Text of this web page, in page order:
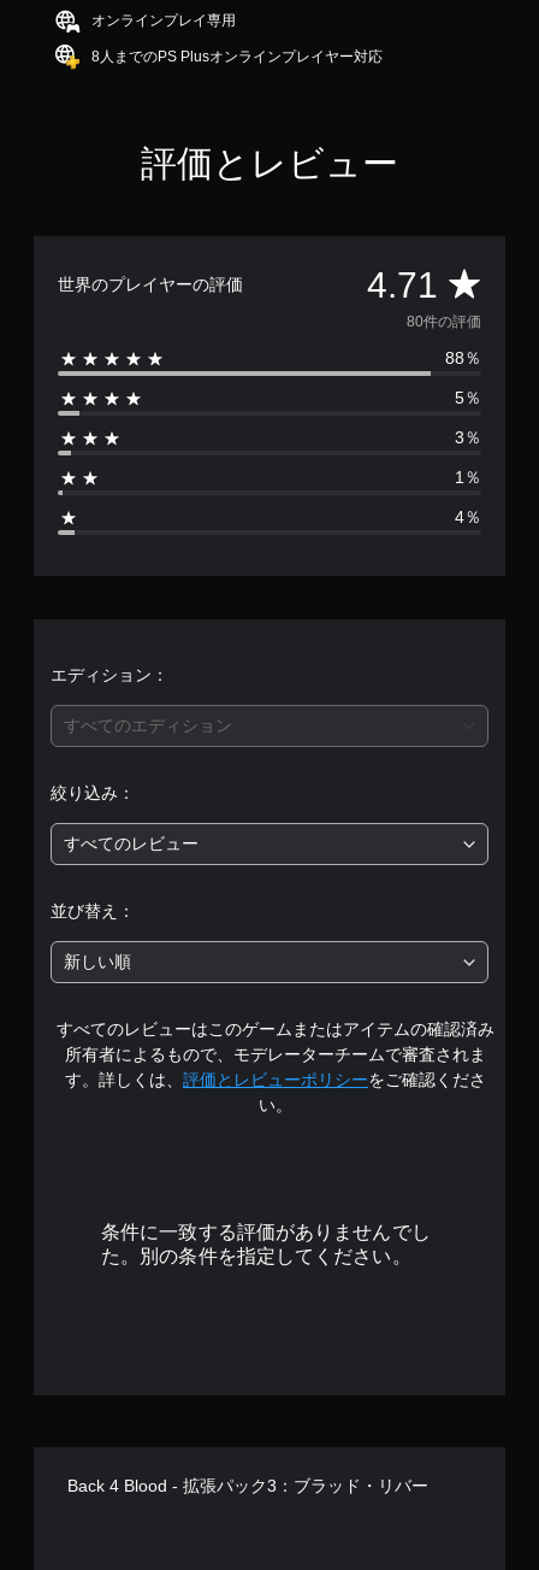
1
で
す
オンラインプレイ専用
8人までのPS Plusオンラインプレイヤー対応
評価とレビュー
世界のプレイヤーの評価 4.71 評
価
数
は
0
5
段
中
の
4
.
80件の評価
88％
5％
3％
1％
4％
エディション：
すべてのエディション
絞り込み：
すべてのレビュー
並び替え：
新しい順
すべてのレビューはこのゲームまたはアイテムの確認済み
所有者によるもので、モデレーターチームで審査されま
す。詳しくは、 評価とレビューポリシーをご確認くださ
い。
条件に一致する評価がありませんでし
た。別の条件を指定してください。
Back 4 Blood - 拡張パック3：ブラッド・リバー